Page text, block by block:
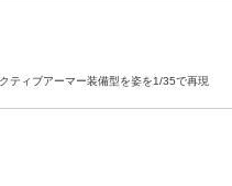
ティブアーマー装備型を姿を1/35で再現